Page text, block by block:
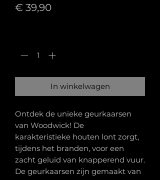
€ 39,90Prijs
In winkelwagen
Ontdek de unieke geurkaarsen
van Woodwick! De
karakteristieke houten lont zorgt,
tijdens het branden, voor een
zacht geluid van knapperend vuur.
De geurkaarsen zijn gemaakt van